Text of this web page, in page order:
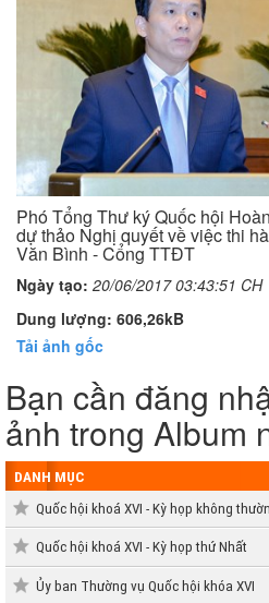
Phó Tổng Thư ký Quốc hội
dự thảo Nghị quyết về việc thi
Văn Bình - Cổng TTĐT
Ngày tạo: 20/06/2017 03:43:51 CH
Dung lượng: 606,26kB
Tải ảnh gốc
Bạn cần đăng
ảnh trong Album
DANH MỤC
Quốc hội khoá XVI - Kỳ họp không
Quốc hội khoá XVI - Kỳ họp thứ Nhất
Ủy ban Thường vụ Quốc hội khóa XVI